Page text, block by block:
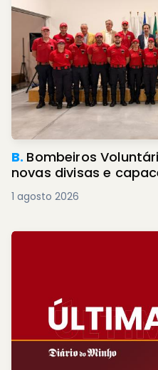
B. Bombeiros
novas divisas e
1 agosto 2026